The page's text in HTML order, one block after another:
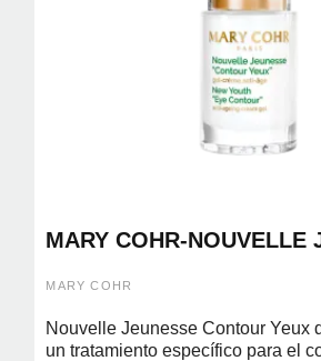
MARY COHR-NOUVELLE
DE OJOS ANTIEDAD)
MARY COHR
Nouvelle Jeunesse Contour Yeux
un tratamiento específico para el